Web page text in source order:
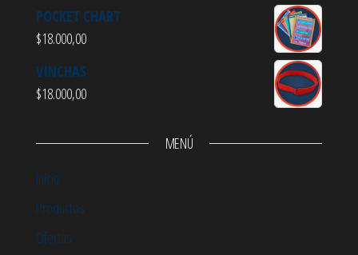
POCKET CHART
$18.000,00
VINCHAS
$18.000,00
MENÚ
Inicio
Productos
Ofertas